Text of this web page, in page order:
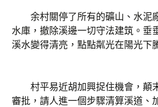
余村關停了所有的礦山、水泥
水庫，撤除溪邊一切守法建筑。垂
溪水變得清亮，點點粼光在陽光下
村平易近胡加興捉住機會，顛
審批，請人進一個步驟清算溪道、